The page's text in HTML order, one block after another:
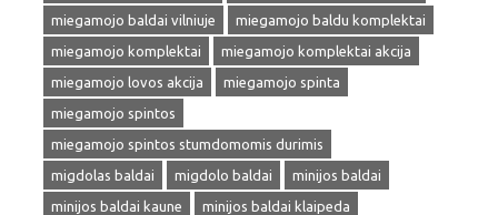
miegamojo baldai vilniuje
miegamojo baldu komplektai
miegamojo komplektai
miegamojo komplektai akcija
miegamojo lovos akcija
miegamojo spinta
miegamojo spintos
miegamojo spintos stumdomomis durimis
migdolas baldai
migdolo baldai
minijos baldai
minijos baldai kaune
minijos baldai klaipeda